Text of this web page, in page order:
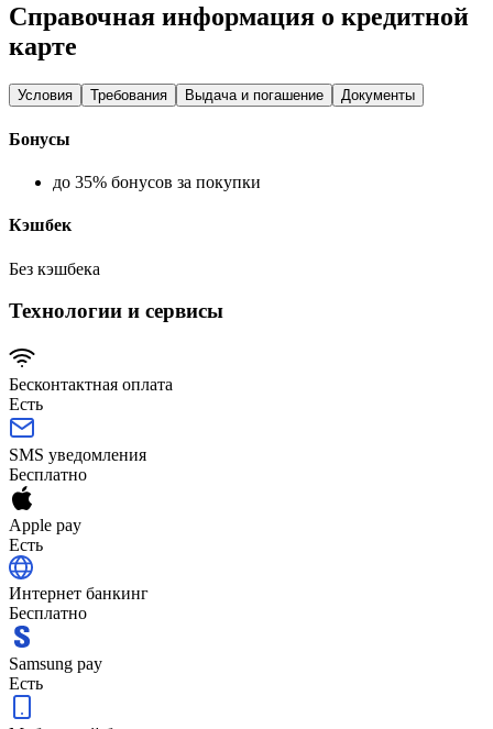
Справочная информация о кредитной
карте
Условия Требования Выдача и погашение Документы
Бонусы
до 35% бонусов за покупки
Кэшбек
Без кэшбека
Технологии и сервисы
Бесконтактная оплата
Есть
SMS уведомления
Бесплатно
Apple pay
Есть
Интернет банкинг
Бесплатно
Samsung pay
Есть